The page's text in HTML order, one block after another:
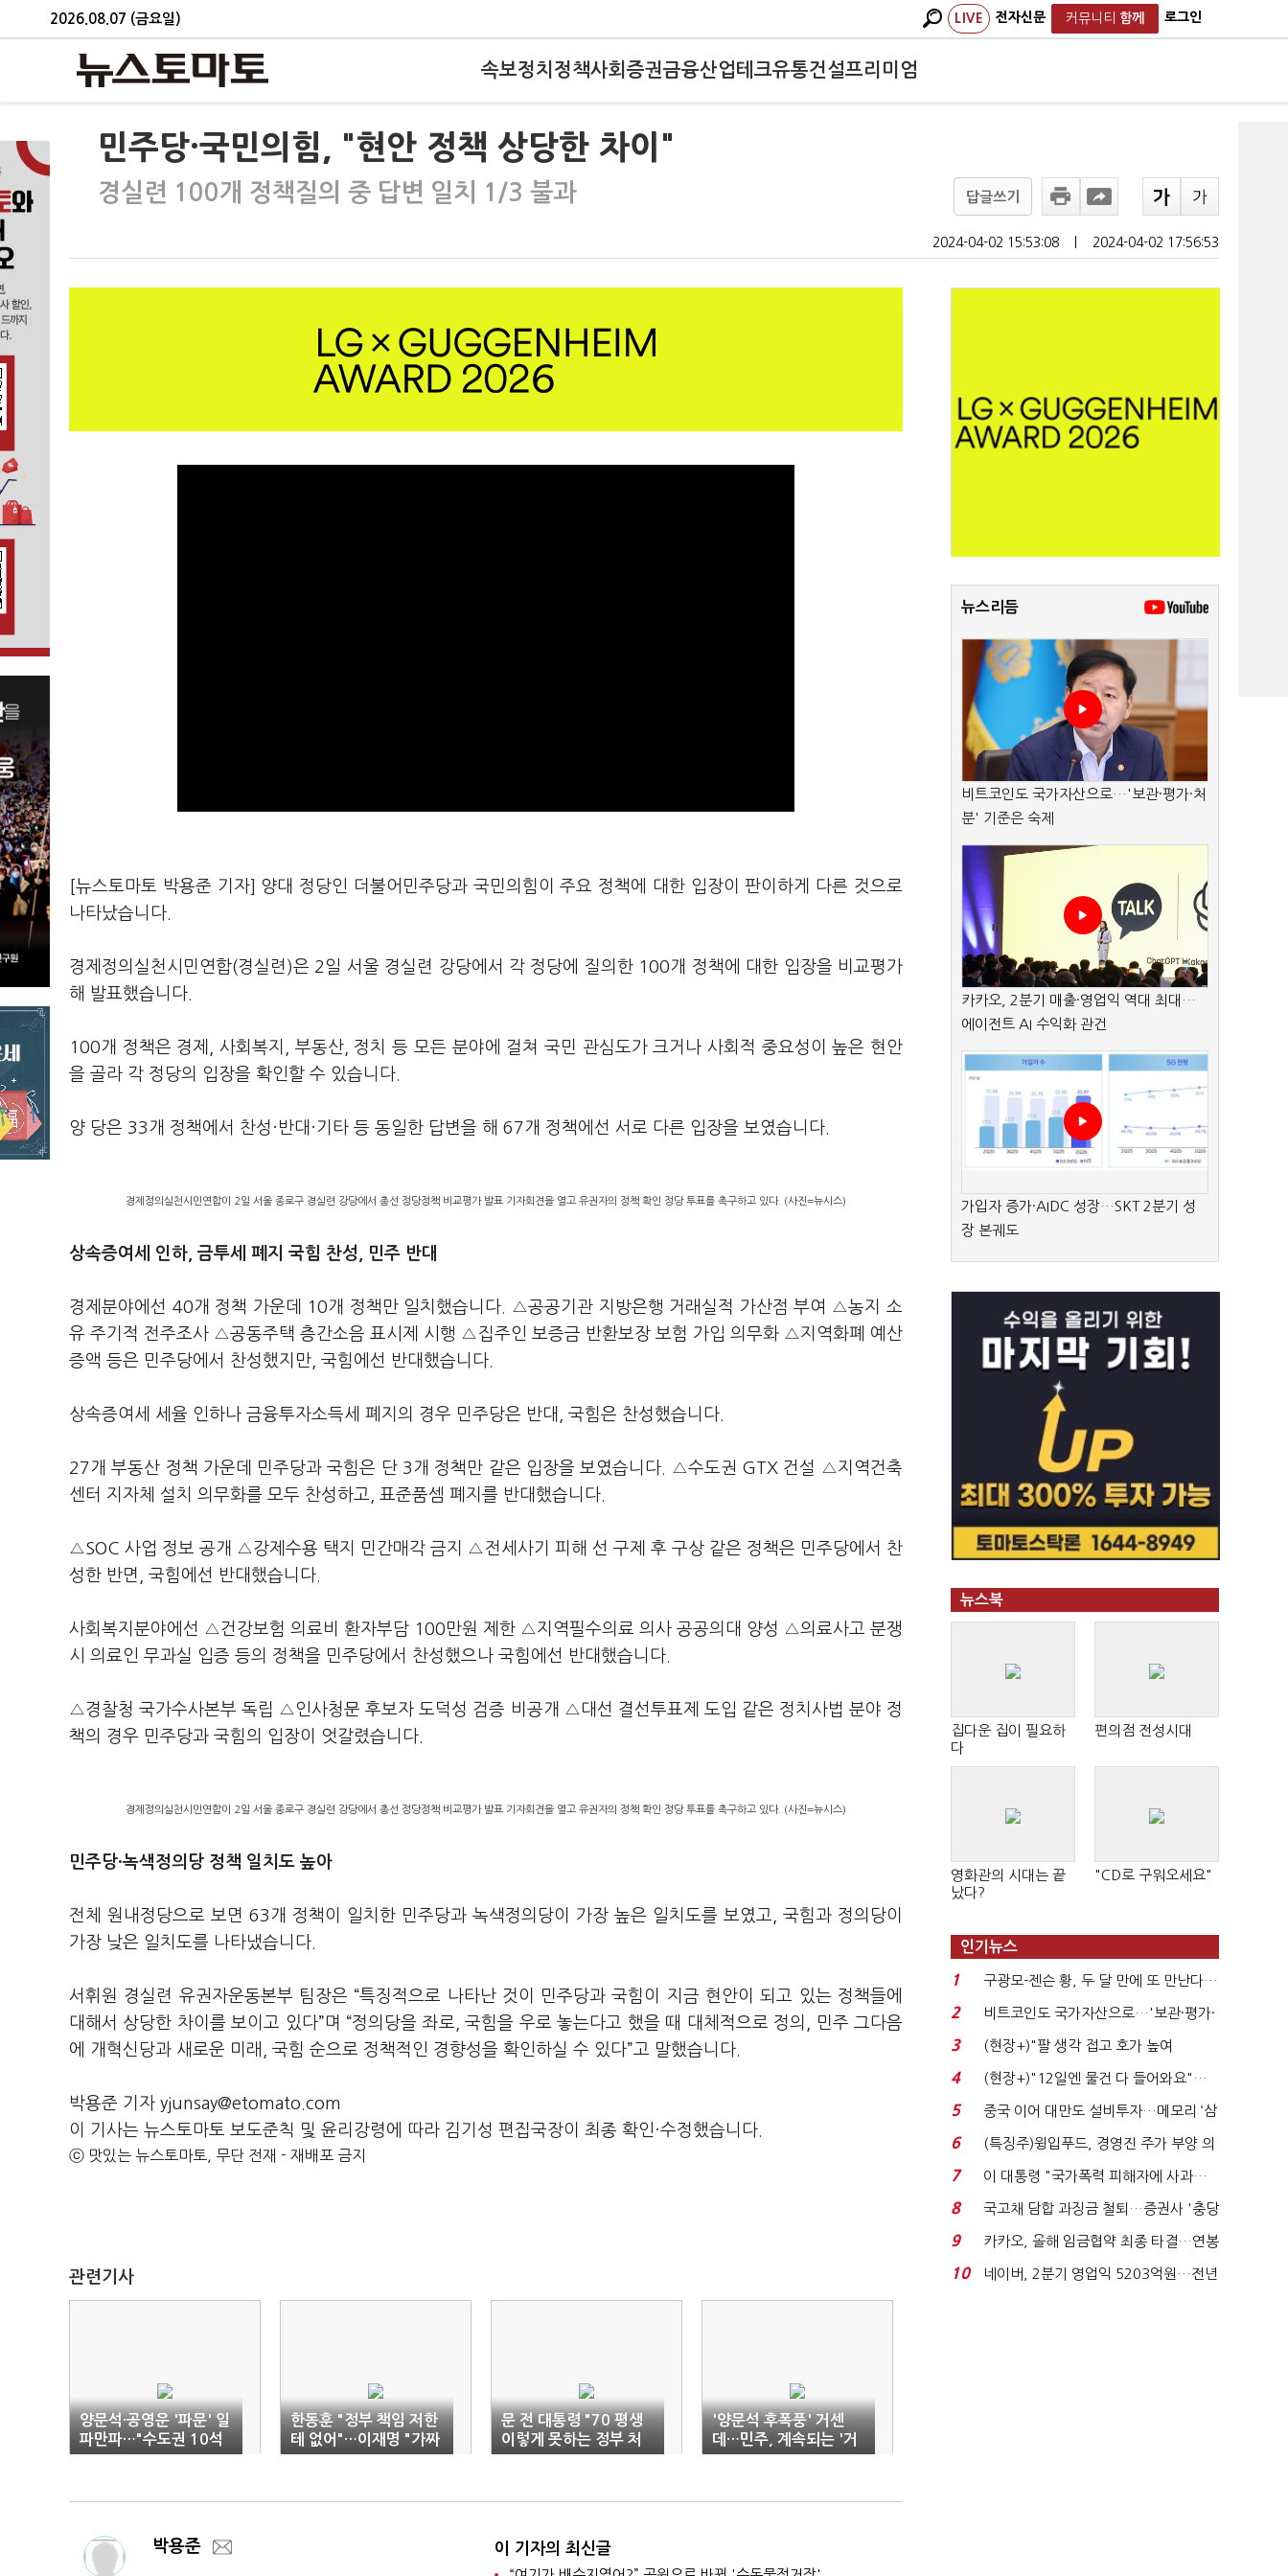
2026.08.07 (금요일) LIVE 전자신문 커뮤니티 함께 로그인
속보정치 정책사회 증권금융산업테크유통건설프리미엄
민주당·국민의힘, "현안 정책 상당한 차이"
경실련 100개 정책질의 중 답변 일치 1/3 불과 답글쓰기
2024-04-02 15:53:08 2024-04-02 17:56:53
[뉴스토마토 박용준 기자] 양대 정당인 더불어민주당과 국민의힘이 주요 정책에 대한 입장이 판이하게 다른 것으로
나타났습니다.
경제정의실천시민연합(경실련)은 2일 서울 경실련 강당에서 각 정당에 질의한 100개 정책에 대한 입장을 비교평가
해 발표했습니다.
100개 정책은 경제, 사회복지, 부동산, 정치 등 모든 분야에 걸쳐 국민 관심도가 크거나 사회적 중요성이 높은 현안
을 골라 각 정당의 입장을 확인할 수 있습니다.
양 당은 33개 정책에서 찬성·반대·기타 등 동일한 답변을 해 67개 정책에선 서로 다른 입장을 보였습니다.
경제정의실천시민연합이 2일 서울 종로구 경실련 강당에서 총선 정당정책 비교평가 발표 기자회견을 열고 유권자의 정책 확인 정당 투표를 촉구하고 있다. (사진=뉴시스)
상속증여세 인하, 금투세 폐지 국힘 찬성, 민주 반대
경제분야에선 40개 정책 가운데 10개 정책만 일치했습니다. △공공기관 지방은행 거래실적 가산점 부여 △농지 소
유 주기적 전주조사 △공동주택 층간소음 표시제 시행 △집주인 보증금 반환보장 보험 가입 의무화 △지역화폐 예산
증액 등은 민주당에서 찬성했지만, 국힘에선 반대했습니다.
상속증여세 세율 인하나 금융투자소득세 폐지의 경우 민주당은 반대, 국힘은 찬성했습니다.
27개 부동산 정책 가운데 민주당과 국힘은 단 3개 정책만 같은 입장을 보였습니다. △수도권 GTX 건설 △지역건축
센터 지자체 설치 의무화를 모두 찬성하고, 표준품셈 폐지를 반대했습니다.
△SOC 사업 정보 공개 △강제수용 택지 민간매각 금지 △전세사기 피해 선 구제 후 구상 같은 정책은 민주당에서 찬
성한 반면, 국힘에선 반대했습니다.
사회복지분야에선 △건강보험 의료비 환자부담 100만원 제한 △지역필수의료 의사 공공의대 양성 △의료사고 분쟁
시 의료인 무과실 입증 등의 정책을 민주당에서 찬성했으나 국힘에선 반대했습니다.
△경찰청 국가수사본부 독립 △인사청문 후보자 도덕성 검증 비공개 △대선 결선투표제 도입 같은 정치사법 분야 정
책의 경우 민주당과 국힘의 입장이 엇갈렸습니다.
경제정의실천시민연합이 2일 서울 종로구 경실련 강당에서 총선 정당정책 비교평가 발표 기자회견을 열고 유권자의 정책 확인 정당 투표를 촉구하고 있다. (사진=뉴시스)
민주당·녹색정의당 정책 일치도 높아
전체 원내정당으로 보면 63개 정책이 일치한 민주당과 녹색정의당이 가장 높은 일치도를 보였고, 국힘과 정의당이
가장 낮은 일치도를 나타냈습니다.
서휘원 경실련 유권자운동본부 팀장은 “특징적으로 나타난 것이 민주당과 국힘이 지금 현안이 되고 있는 정책들에
대해서 상당한 차이를 보이고 있다”며 “정의당을 좌로, 국힘을 우로 놓는다고 했을 때 대체적으로 정의, 민주 그다음
에 개혁신당과 새로운 미래, 국힘 순으로 정책적인 경향성을 확인하실 수 있다”고 말했습니다.
박용준 기자 yjunsay@etomato.com
이 기사는 뉴스토마토 보도준칙 및 윤리강령에 따라 김기성 편집국장이 최종 확인·수정했습니다.
ⓒ 맛있는 뉴스토마토, 무단 전재 - 재배포 금지
관련기사
양문석·공영운 '파문' 일
파만파…"수도권 10석
날아갈라"
한동훈 "정부 책임 저한
테 없어"…이재명 "가짜
사과에 속지 말자"(종
문 전 대통령 "70 평생
이렇게 못하는 정부 처
음"
'양문석 후폭풍' 거센
데…민주, 계속되는 '거
리두기'
박용준 이 기자의 최신글
뉴스리듬
비트코인도 국가자산으로…'보관·평가·처
분' 기준은 숙제
카카오, 2분기 매출·영업익 역대 최대…
에이전트 AI 수익화 관건
가입자 증가·AIDC 성장…SKT 2분기 성
장 본궤도
뉴스북
집다운 집이 필요하
다
편의점 전성시대
영화관의 시대는 끝
났다?
"CD로 구워오세요"
인기뉴스
1
구광모-젠슨 황, 두 달 만에 또 만난다…
로봇·AI 등 논...
2
비트코인도 국가자산으로…'보관·평가·
처분' 기준은 ...
3
(현장+)"팔 생각 접고 호가 높여
요"…'덜 똘똘한 한 채' 20...
4
(현장+)"12일엔 물건 다 들어와요"…
빈 매대 채우며 문 연 ...
5
중국 이어 대만도 설비투자…메모리 ‘삼
국전쟁’
6
(특징주)윙입푸드, 경영진 주가 부양 의
지에 상한가...
7
이 대통령 "국가폭력 피해자에 사과…
적극적 조사로 진...
8
국고채 담합 과징금 철퇴…증권사 '충당
금 폭탄' 우려...
9
카카오, 올해 임금협약 최종 타결…연봉
6.3% 인상·격려...
10
네이버, 2분기 영업익 5203억원…전년